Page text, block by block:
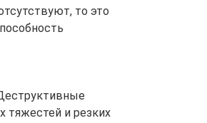
то это
тяжестей и резких